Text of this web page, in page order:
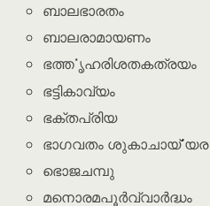
ബാലഭാരതം
ബാലരാമായണം
ഭൎത്തൃഹരിശതകത്രയം
ഭട്ടികാവ്യം
ഭക്തപ്രിയ
ഭാഗവതം ശുകാചാൎയ്യര
ഭൊജചമ്പു
മനൊരമപൂർവ്വാർദ്ധം